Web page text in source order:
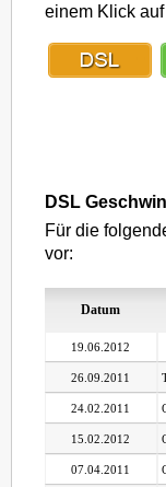
einem Klick
DSL
Für die
vor:
Datum
19.06.2012
26.09.2011
24.02.2011
15.02.2012
07.04.2011